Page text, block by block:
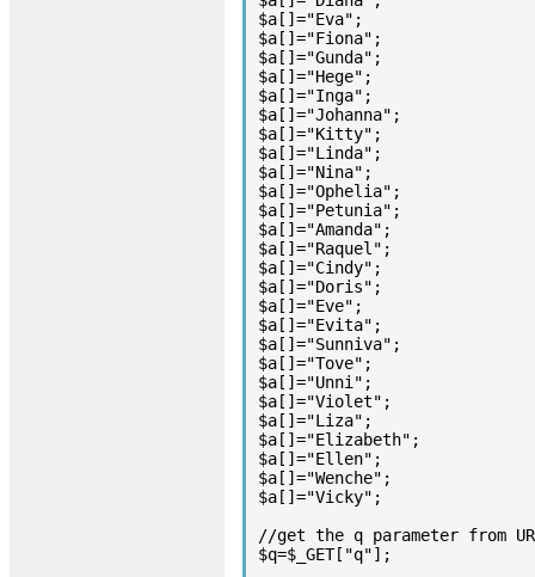
$a[]="Eva";
$a[]="Fiona";
$a[]="Gunda";
$a[]="Hege";
$a[]="Inga";
$a[]="Johanna";
$a[]="Kitty";
$a[]="Linda";
$a[]="Nina";
$a[]="Ophelia";
$a[]="Petunia";
$a[]="Amanda";
$a[]="Raquel";
$a[]="Cindy";
$a[]="Doris";
$a[]="Eve";
$a[]="Evita";
$a[]="Sunniva";
$a[]="Tove";
$a[]="Unni";
$a[]="Violet";
$a[]="Liza";
$a[]="Elizabeth";
$a[]="Ellen";
$a[]="Wenche";
$a[]="Vicky";
//get the q parameter from
$q=$_GET["q"];